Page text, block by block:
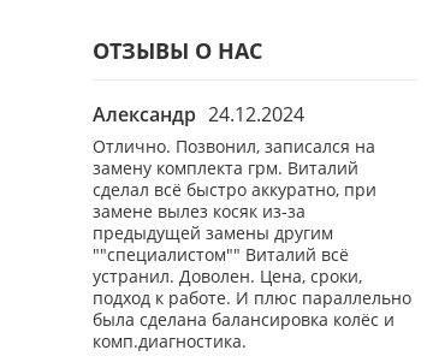
ОТЗЫВЫ О НАС
Александр 24.12.2024
Отлично. Позвонил, записался на
замену комплекта грм. Виталий
сделал всё быстро аккуратно, при
замене вылез косяк из-за
предыдущей замены другим
""специалистом"" Виталий всё
устранил. Доволен. Цена, сроки,
подход к работе. И плюс параллельно
была сделана балансировка колёс и
комп.диагностика.